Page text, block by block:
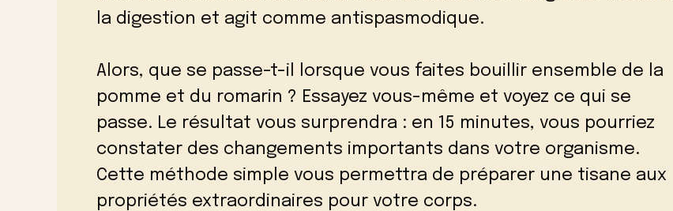
la digestion et agit comme antispasmodique.
Alors, que se passe-t-il lorsque vous faites bouillir ensemble de la
pomme et du romarin ? Essayez vous-même et voyez ce qui se
passe. Le résultat vous surprendra : en 15 minutes, vous pourriez
constater des changements importants dans votre organisme.
Cette méthode simple vous permettra de préparer une tisane aux
propriétés extraordinaires pour votre corps.